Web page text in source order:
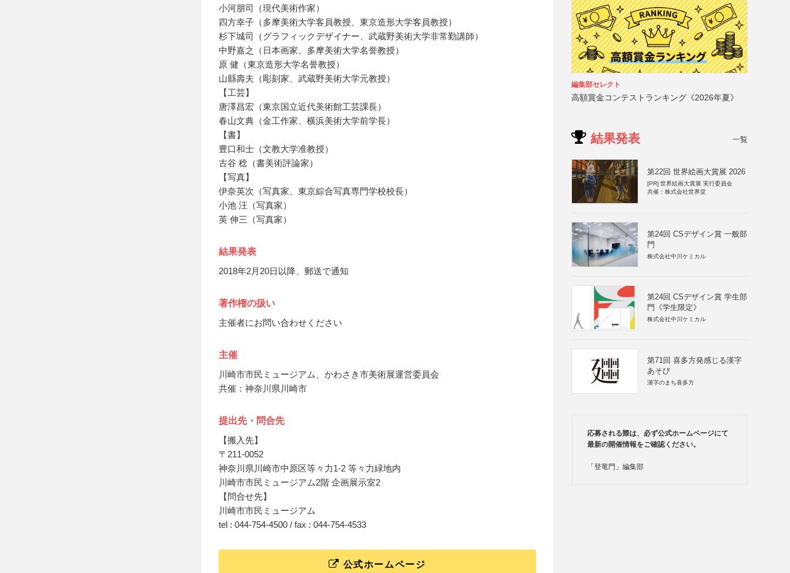
小河朋司（現代美術作家）
四方幸子（多摩美術大学客員教授、東京造形大学客員教授）
杉下城司（グラフィックデザイナー、武蔵野美術大学非常勤講師）
中野嘉之（日本画家、多摩美術大学名誉教授）
原 健（東京造形大学名誉教授）
山縣壽夫（彫刻家、武蔵野美術大学元教授）
【工芸】
唐澤昌宏（東京国立近代美術館工芸課長）
春山文典（金工作家、横浜美術大学前学長）
【書】
豊口和士（文教大学准教授）
古谷 稔（書美術評論家）
【写真】
伊奈英次（写真家、東京綜合写真専門学校校長）
小池 汪（写真家）
英 伸三（写真家）
結果発表
2018年2月20日以降、郵送で通知
著作権の扱い
主催者にお問い合わせください
主催
川崎市市民ミュージアム、かわさき市美術展運営委員会
共催：神奈川県川崎市
提出先・問合先
【搬入先】
〒211-0052
神奈川県川崎市中原区等々力1-2 等々力緑地内
川崎市市民ミュージアム2階 企画展示室2
【問合せ先】
川崎市市民ミュージアム
tel : 044-754-4500 / fax : 044-754-4533
公式ホームページ
編集部セレクト
高額賞金コンテストランキング《2026年夏》
結果発表 一覧
第22回 世界絵画大賞展 2026
[PR] 世界絵画大賞展 実行委員会
共催：株式会社世界堂
第24回 CSデザイン賞 一般部
門
株式会社中川ケミカル
第24回 CSデザイン賞 学生部
門《学生限定》
株式会社中川ケミカル
第71回 喜多方発感じる漢字
あそび
漢字のまち喜多方
応募される際は、必ず公式ホームページにて
最新の開催情報をご確認ください。
「登竜門」編集部